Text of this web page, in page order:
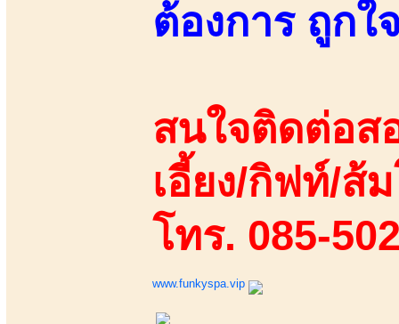
ต้องการ ถูก
สนใจติดต่อส
เอี้ยง/กิฟท์/ส้
โทร. 085-
www.funkyspa.vip